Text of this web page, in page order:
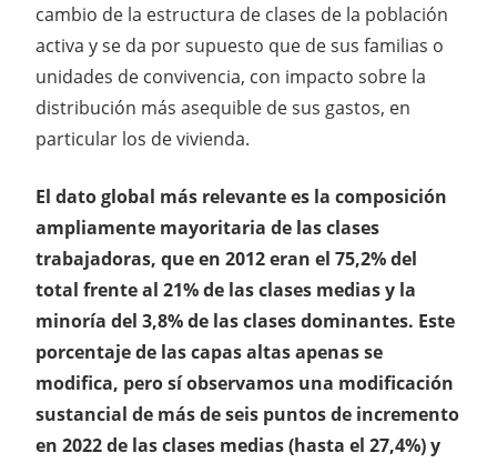
cambio de la estructura de clases de la población
activa y se da por supuesto que de sus familias o
unidades de convivencia, con impacto sobre la
distribución más asequible de sus gastos, en
particular los de vivienda.
El dato global más relevante es la composición
ampliamente mayoritaria de las clases
trabajadoras, que en 2012 eran el 75,2% del
total frente al 21% de las clases medias y la
minoría del 3,8% de las clases dominantes. Este
porcentaje de las capas altas apenas se
modifica, pero sí observamos una modificación
sustancial de más de seis puntos de incremento
en 2022 de las clases medias (hasta el 27,4%) y